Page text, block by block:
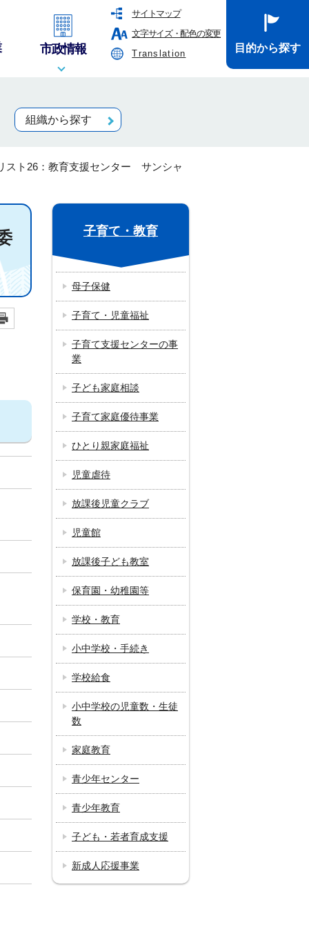
サイトマップ
文字サイズ・配色の変更
Translation
市政情報 目的から探す
組織から探す
スト26：教育支援センター サンシャ
子育て・教育
母子保健
子育て・児童福祉
子育て支援センターの事
業
子ども家庭相談
子育て家庭優待事業
ひとり親家庭福祉
児童虐待
放課後児童クラブ
児童館
放課後子ども教室
保育園・幼稚園等
学校・教育
小中学校・手続き
学校給食
小中学校の児童数・生徒
数
家庭教育
青少年センター
青少年教育
子ども・若者育成支援
新成人応援事業